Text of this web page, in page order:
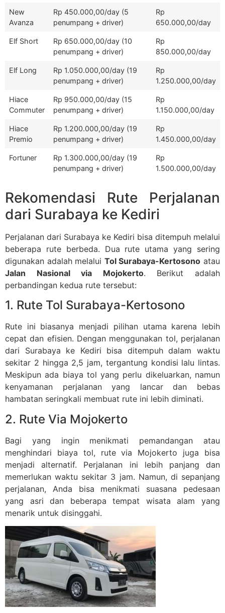
New
Avanza
Rp 450.000,00/day (5
penumpang + driver)
Rp
650.000,00/day
Elf Short
Rp 650.000,00/day (10
penumpang + driver)
Rp
850.000,00/day
Elf Long
Rp 1.050.000,00/day (19
penumpang + driver)
Rp
1.250.000,00/day
Hiace
Commuter
Rp 950.000,00/day (15
penumpang + driver)
Rp
1.150.000,00/day
Hiace
Premio
Rp 1.200.000,00/day (19
penumpang + driver)
Rp
1.450.000,00/day
Fortuner
Rp 1.300.000,00/day (19
penumpang + driver)
Rp
1.500.000,00/day
Rekomendasi Rute Perjalanan
dari Surabaya ke Kediri
Perjalanan dari Surabaya ke Kediri bisa ditempuh melalui
beberapa rute berbeda. Dua rute utama yang sering
digunakan adalah melalui Tol Surabaya-Kertosono atau
Jalan Nasional via Mojokerto. Berikut adalah
perbandingan kedua rute tersebut:
1. Rute Tol Surabaya-Kertosono
Rute ini biasanya menjadi pilihan utama karena lebih
cepat dan efisien. Dengan menggunakan tol, perjalanan
dari Surabaya ke Kediri bisa ditempuh dalam waktu
sekitar 2 hingga 2,5 jam, tergantung kondisi lalu lintas.
Meskipun ada biaya tol yang perlu dikeluarkan, namun
kenyamanan perjalanan yang lancar dan bebas
hambatan seringkali membuat rute ini lebih diminati.
2. Rute Via Mojokerto
Bagi yang ingin menikmati pemandangan atau
menghindari biaya tol, rute via Mojokerto juga bisa
menjadi alternatif. Perjalanan ini lebih panjang dan
memerlukan waktu sekitar 3 jam. Namun, di sepanjang
perjalanan, Anda bisa menikmati suasana pedesaan
yang asri dan beberapa tempat wisata alam yang
menarik untuk disinggahi.